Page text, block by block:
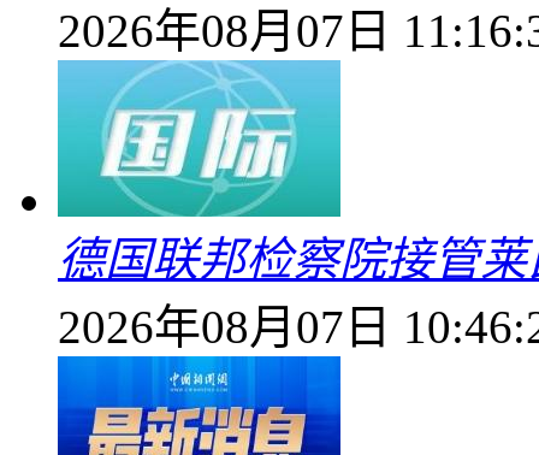
2026年08月07日
德国联邦检察院接管
2026年08月07日